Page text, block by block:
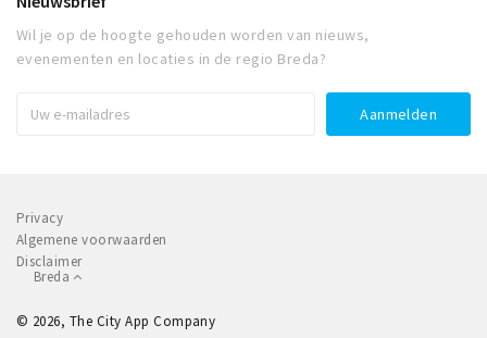
Wil je op de hoogte gehouden worden van nieuws,
evenementen en locaties in de regio Breda?
Privacy
Algemene voorwaarden
Disclaimer
Breda
© 2026, The City App Company